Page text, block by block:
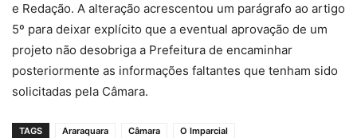
e Redação. A alteração acrescentou um parágrafo ao artigo
5º para deixar explícito que a eventual aprovação de um
projeto não desobriga a Prefeitura de encaminhar
posteriormente as informações faltantes que tenham sido
solicitadas pela Câmara.
TAGS Araraquara Câmara O Imparcial